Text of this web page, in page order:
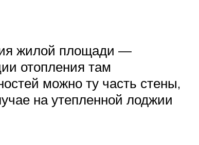
жилой площади —
отопления там
можно ту часть стены,
на утепленной лоджии